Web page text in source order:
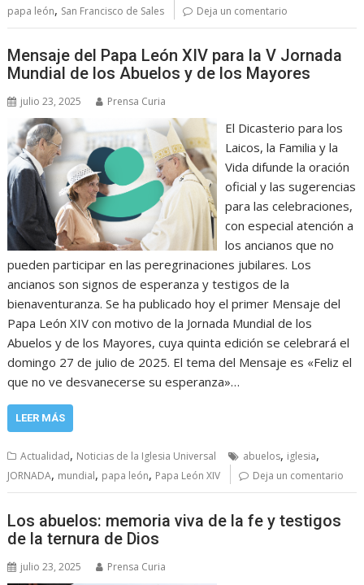
papa león, San Francisco de Sales Deja un comentario
Mensaje del Papa León XIV para la V Jornada
Mundial de los Abuelos y de los Mayores
julio 23, 2025 Prensa Curia
El Dicasterio para los
Laicos, la Familia y la
Vida difunde la oración
oficial y las sugerencias
para las celebraciones,
con especial atención a
los ancianos que no
pueden participar en las peregrinaciones jubilares. Los
ancianos son signos de esperanza y testigos de la
bienaventuranza. Se ha publicado hoy el primer Mensaje del
Papa León XIV con motivo de la Jornada Mundial de los
Abuelos y de los Mayores, cuya quinta edición se celebrará el
domingo 27 de julio de 2025. El tema del Mensaje es «Feliz el
que no ve desvanecerse su esperanza»…
LEER MÁS
Actualidad, Noticias de la Iglesia Universal abuelos, iglesia,
JORNADA, mundial, papa león, Papa León XIV Deja un comentario
Los abuelos: memoria viva de la fe y testigos
de la ternura de Dios
julio 23, 2025 Prensa Curia